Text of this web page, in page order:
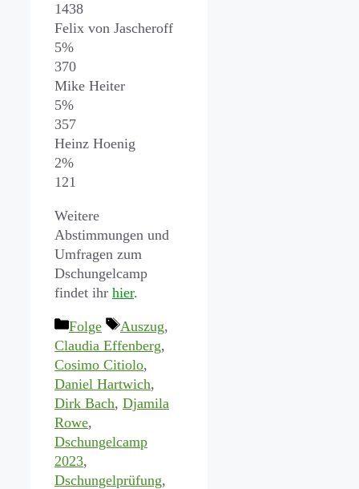
1438
Felix von Jascheroff
5%
370
Mike Heiter
5%
357
Heinz Hoenig
2%
121
Weitere
Abstimmungen und
Umfragen zum
Dschungelcamp
findet ihr hier.
Kategorien
Folge Schlagwörter
Auszug,
Claudia Effenberg,
Cosimo Citiolo,
Daniel Hartwich,
Dirk Bach, Djamila
Rowe,
Dschungelcamp
2023,
Dschungelprüfung,